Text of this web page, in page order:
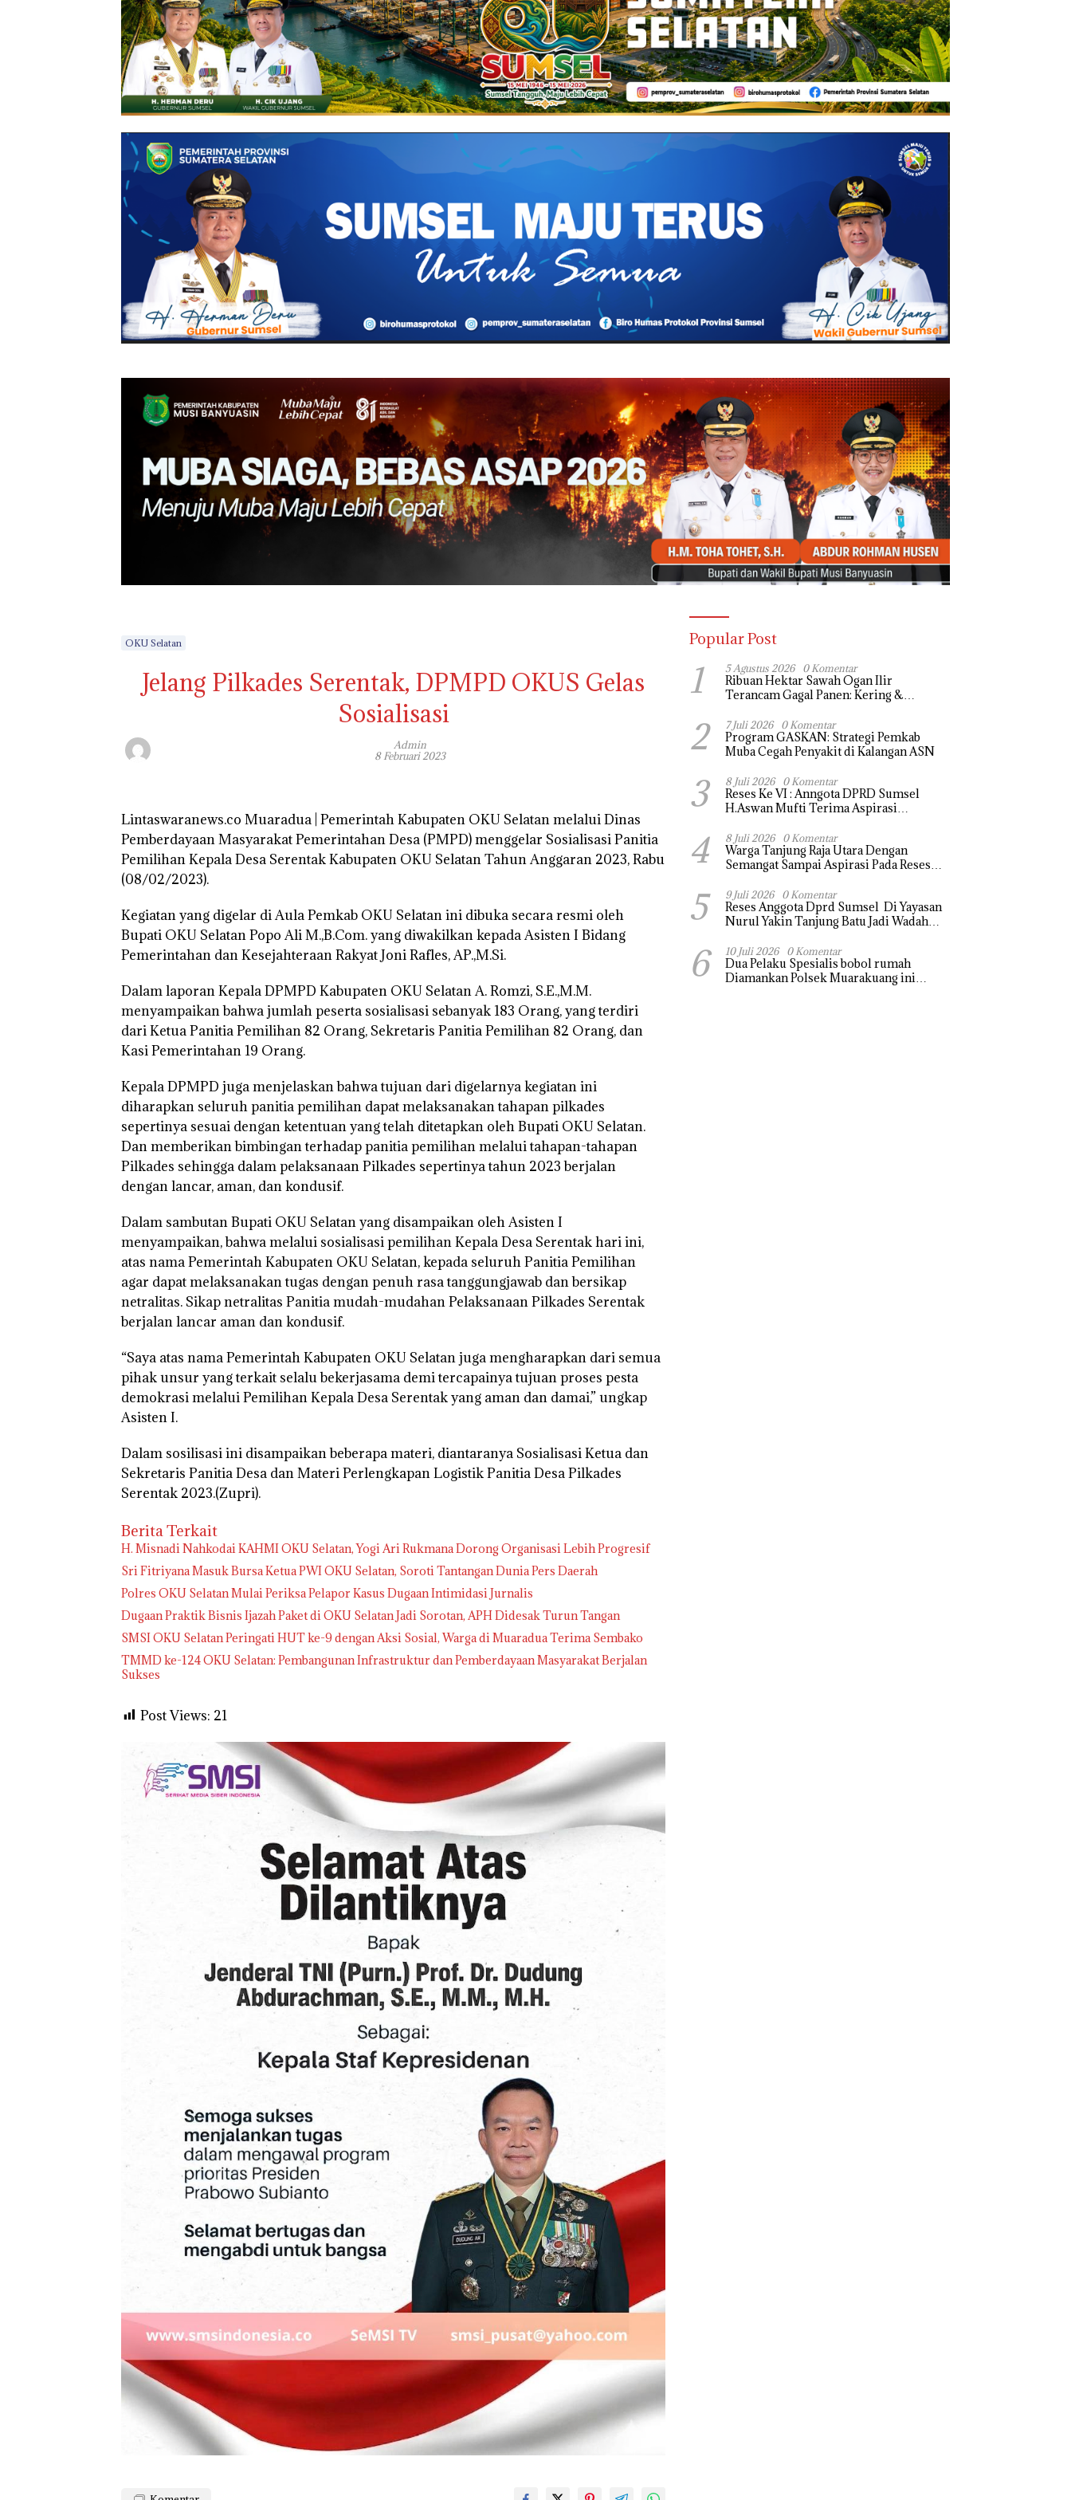
OKU Selatan
Jelang Pilkades Serentak, DPMPD OKUS Gelas
Sosialisasi
Admin
8 Februari 2023
Lintaswaranews.co Muaradua | Pemerintah Kabupaten OKU Selatan melalui Dinas
Pemberdayaan Masyarakat Pemerintahan Desa (PMPD) menggelar Sosialisasi Panitia
Pemilihan Kepala Desa Serentak Kabupaten OKU Selatan Tahun Anggaran 2023, Rabu
(08/02/2023).
Kegiatan yang digelar di Aula Pemkab OKU Selatan ini dibuka secara resmi oleh
Bupati OKU Selatan Popo Ali M.,B.Com. yang diwakilkan kepada Asisten I Bidang
Pemerintahan dan Kesejahteraan Rakyat Joni Rafles, AP.,M.Si.
Dalam laporan Kepala DPMPD Kabupaten OKU Selatan A. Romzi, S.E.,M.M.
menyampaikan bahwa jumlah peserta sosialisasi sebanyak 183 Orang, yang terdiri
dari Ketua Panitia Pemilihan 82 Orang, Sekretaris Panitia Pemilihan 82 Orang, dan
Kasi Pemerintahan 19 Orang.
Kepala DPMPD juga menjelaskan bahwa tujuan dari digelarnya kegiatan ini
diharapkan seluruh panitia pemilihan dapat melaksanakan tahapan pilkades
sepertinya sesuai dengan ketentuan yang telah ditetapkan oleh Bupati OKU Selatan.
Dan memberikan bimbingan terhadap panitia pemilihan melalui tahapan-tahapan
Pilkades sehingga dalam pelaksanaan Pilkades sepertinya tahun 2023 berjalan
dengan lancar, aman, dan kondusif.
Dalam sambutan Bupati OKU Selatan yang disampaikan oleh Asisten I
menyampaikan, bahwa melalui sosialisasi pemilihan Kepala Desa Serentak hari ini,
atas nama Pemerintah Kabupaten OKU Selatan, kepada seluruh Panitia Pemilihan
agar dapat melaksanakan tugas dengan penuh rasa tanggungjawab dan bersikap
netralitas. Sikap netralitas Panitia mudah-mudahan Pelaksanaan Pilkades Serentak
berjalan lancar aman dan kondusif.
“Saya atas nama Pemerintah Kabupaten OKU Selatan juga mengharapkan dari semua
pihak unsur yang terkait selalu bekerjasama demi tercapainya tujuan proses pesta
demokrasi melalui Pemilihan Kepala Desa Serentak yang aman dan damai,” ungkap
Asisten I.
Dalam sosilisasi ini disampaikan beberapa materi, diantaranya Sosialisasi Ketua dan
Sekretaris Panitia Desa dan Materi Perlengkapan Logistik Panitia Desa Pilkades
Serentak 2023.(Zupri).
Berita Terkait
H. Misnadi Nahkodai KAHMI OKU Selatan, Yogi Ari Rukmana Dorong Organisasi Lebih Progresif
Sri Fitriyana Masuk Bursa Ketua PWI OKU Selatan, Soroti Tantangan Dunia Pers Daerah
Polres OKU Selatan Mulai Periksa Pelapor Kasus Dugaan Intimidasi Jurnalis
Dugaan Praktik Bisnis Ijazah Paket di OKU Selatan Jadi Sorotan, APH Didesak Turun Tangan
SMSI OKU Selatan Peringati HUT ke-9 dengan Aksi Sosial, Warga di Muaradua Terima Sembako
TMMD ke-124 OKU Selatan: Pembangunan Infrastruktur dan Pemberdayaan Masyarakat Berjalan
Sukses
Post Views: 21
Popular Post
1 5 Agustus 2026 0 Komentar
Ribuan Hektar Sawah Ogan Ilir
Terancam Gagal Panen: Kering &
2 7 Juli 2026 0 Komentar
Program GASKAN: Strategi Pemkab
Muba Cegah Penyakit di Kalangan ASN
3 8 Juli 2026 0 Komentar
Reses Ke VI : Anngota DPRD Sumsel
H.Aswan Mufti Terima Aspirasi
tanjung raja yang sempat di ubah, ini
tanggapanya !
4 8 Juli 2026 0 Komentar
Warga Tanjung Raja Utara Dengan
Semangat Sampai Aspirasi Pada Reses
Sebagian Aspirasi langsung di Kabulkan
dan Segera di realisaikan
5 9 Juli 2026 0 Komentar
Reses Anggota Dprd Sumsel Di Yayasan
Nurul Yakin Tanjung Batu Jadi Wadah
Pembangunan Sejumlah Aspirasi di
sampaikan warga
6 10 Juli 2026 0 Komentar
Dua Pelaku Spesialis bobol rumah
Diamankan Polsek Muarakuang ini